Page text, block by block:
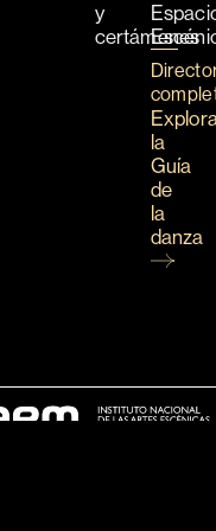
y
certámenes
la
Guía
de
la
danza